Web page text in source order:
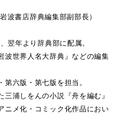
岩波書店辞典編集部副部長）
翌年より辞典部に配属。
波世界人名大辞典』などの編集
第六版・第七版を担当。
三浦しをんの小説『舟を編む』
ニメ化・コミック化作品におい